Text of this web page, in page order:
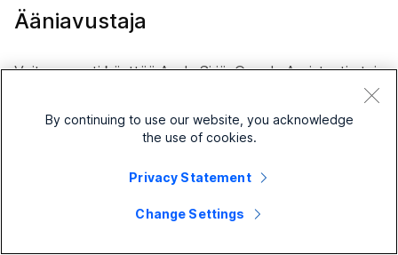
Ääniavustaja
Voit nopeasti käyttää Apple Siriä, Google Assistantia tai
Cortanaa mobiililaitteella tai kannettavalla tietokoneella
Cisco-kuulokemikrofoni 730:llä.
Et voi määrittää kuulokkeita käyttämään
By continuing to use our website, you acknowledge
the use of cookies.
Privacy Statement
Change Settings